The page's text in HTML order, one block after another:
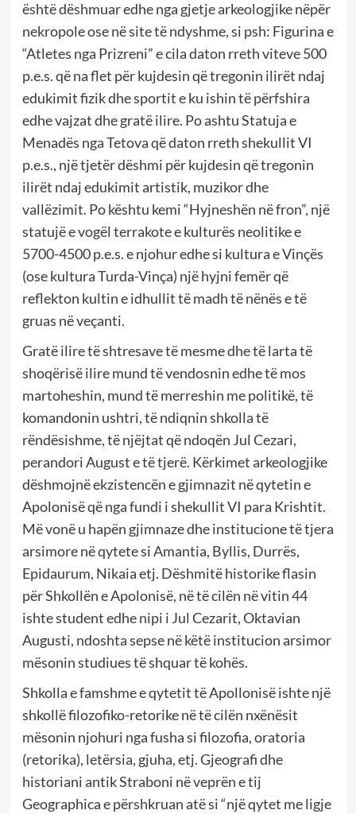
është dëshmuar edhe nga gjetje arkeologjike nëpër
nekropole ose në site të ndyshme, si psh: Figurina e
“Atletes nga Prizreni” e cila daton rreth viteve 500
p.e.s. që na flet për kujdesin që tregonin ilirët ndaj
edukimit fizik dhe sportit e ku ishin të përfshira
edhe vajzat dhe gratë ilire. Po ashtu Statuja e
Menadës nga Tetova që daton rreth shekullit VI
p.e.s., një tjetër dëshmi për kujdesin që tregonin
ilirët ndaj edukimit artistik, muzikor dhe
vallëzimit. Po kështu kemi “Hyjneshën në fron”, një
statujë e vogël terrakote e kulturës neolitike e
5700-4500 p.e.s. e njohur edhe si kultura e Vinçës
(ose kultura Turda-Vinça) një hyjni femër që
reflekton kultin e idhullit të madh të nënës e të
gruas në veçanti.
Gratë ilire të shtresave të mesme dhe të larta të
shoqërisë ilire mund të vendosnin edhe të mos
martoheshin, mund të merreshin me politikë, të
komandonin ushtri, të ndiqnin shkolla të
rëndësishme, të njëjtat që ndoqën Jul Cezari,
perandori August e të tjerë. Kërkimet arkeologjike
dëshmojnë ekzistencën e gjimnazit në qytetin e
Apolonisë që nga fundi i shekullit VI para Krishtit.
Më vonë u hapën gjimnaze dhe institucione të tjera
arsimore në qytete si Amantia, Byllis, Durrës,
Epidaurum, Nikaia etj. Dëshmitë historike flasin
për Shkollën e Apolonisë, në të cilën në vitin 44
ishte student edhe nipi i Jul Cezarit, Oktavian
Augusti, ndoshta sepse në këtë institucion arsimor
mësonin studiues të shquar të kohës.
Shkolla e famshme e qytetit të Apollonisë ishte një
shkollë filozofiko-retorike në të cilën nxënësit
mësonin njohuri nga fusha si filozofia, oratoria
(retorika), letërsia, gjuha, etj. Gjeografi dhe
historiani antik Straboni në veprën e tij
Geographica e përshkruan atë si “një qytet me ligje